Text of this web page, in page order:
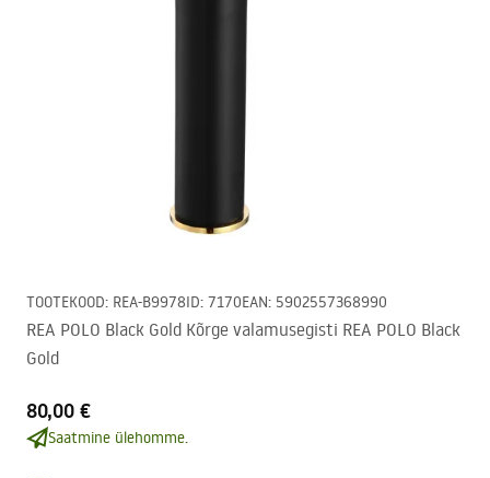
TOOTEKOOD: REA-B9978ID: 7170EAN: 5902557368990
REA POLO Black Gold Kõrge valamusegisti REA POLO Black
Gold
80,00 €
Saatmine ülehomme.